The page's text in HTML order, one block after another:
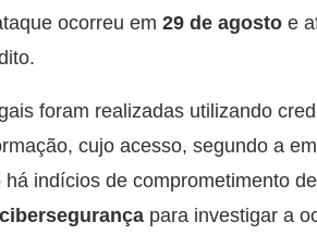
ocorreu em 29 de agosto e
foram realizadas utilizando
cujo acesso, segundo a
há indícios de comprometimento
cibersegurança para investigar a